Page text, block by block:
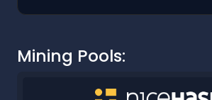
Mining Pools: